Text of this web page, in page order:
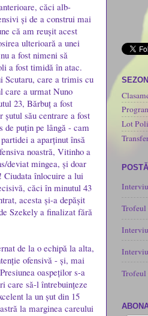
căci alb-
și de a construi mai
că am reușit acest
ulterioară a unei
a fost nimeni să
a fost timidă în atac.
Scutaru, care a trimis cu
care a urmat Nuno
23, Bărbuț a fost
său centrare a fost
puțin pe lângă - cam
a aparținut însă
noastră, Vitinho a
deviat mingea, și doar
Ciudata înlocuire a lui
căci în minutul 43
acesta și-a depășit
Szekely a finalizat fără
de la o echipă la alta,
ofensivă - și, mai
oaspeților s-a
care să-l întrebuințeze
la un șut din 15
la marginea careului
Lot Poli